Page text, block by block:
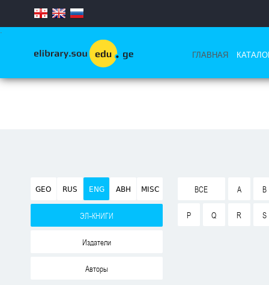
.
ГЛАВНАЯ
GEO RUS ENG ABH MISC
ЭЛ-КНИГИ
Издатели
Авторы
ВСЕ A B
P Q R S